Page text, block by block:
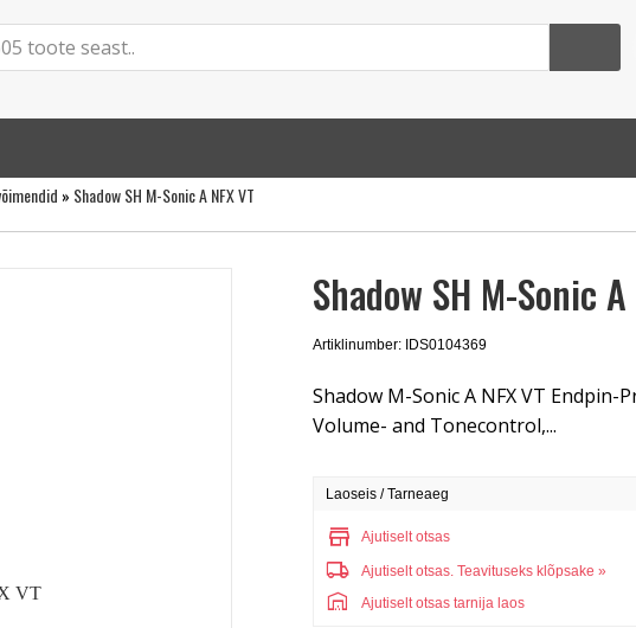
» Shadow SH M-Sonic A NFX VT
Shadow SH M-Sonic A
Artiklinumber: IDS0104369
Shadow M-Sonic A NFX VT
Volume- and Tonecontrol,...
Laoseis / Tarneaeg
store Ajutiselt otsas
local_shipping Ajutiselt otsas. Teavituseks klõpsake »
warehouse Ajutiselt otsas tarnija laos